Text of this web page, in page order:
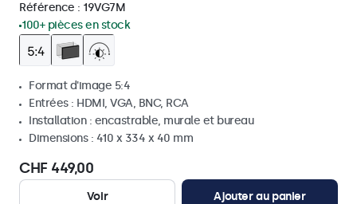
Référence : 19VG7M
100+ pièces en stock
Format d'image 5:4
Entrées : HDMI, VGA, BNC, RCA
Installation : encastrable, murale et bureau
Dimensions : 410 x 334 x 40 mm
CHF 449,00
Voir Ajouter au panier